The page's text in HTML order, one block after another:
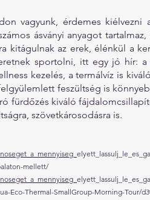
vagyunk, érdemes kiélvezni
ásványi anyagot
kitágulnak az erek, élénkül a
sportolni, itt egy jó hír: a
kezelés, a termálvíz is
feszültség is
fürdőzés kiváló
szövetkárosodásra is.
mellett/
Eco-Thermal-SmallGroup-Morning-Tour/